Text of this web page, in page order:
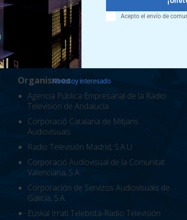
Organismos
Agencia Pública Empresarial de la Radio
Televisión de Andalucía
Corporació Catalana de Mitjans
Audiovisuals
Radio Televisión Madrid, S.A.U.
Corporació Audiovisual de la Comunitat
Valenciana, S.A.
Corporación de Servizos Audiovisuais de
Galicia, S.A.
Euskal Irrati Telebista-Radio Televisión
Acepto el envío de
No estoy interesado